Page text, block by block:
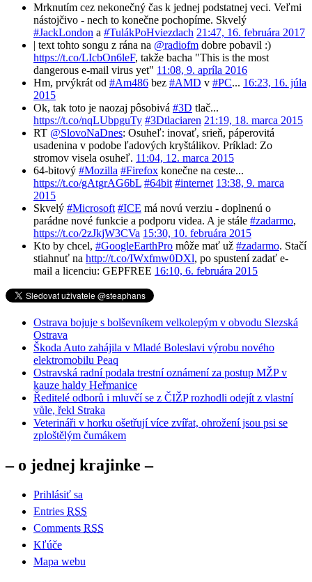
Mrknutím cez nekonečný čas k jednej podstatnej veci. Veľmi
nástojčivo - nech to konečne pochopíme. Skvelý
#JackLondon a #TulákPoHviezdach 21:47, 16. februára 2017
| text tohto songu z rána na @radiofm dobre pobavil :)
https://t.co/LIcbOn6leF, takže bacha "This is the most
dangerous e-mail virus yet" 11:08, 9. apríla 2016
Hm, prvýkrát od #Am486 bez #AMD v #PC... 16:23, 16. júla
2015
Ok, tak toto je naozaj pôsobivá #3D tlač...
https://t.co/nqLUbpguTy #3Dtlaciaren 21:19, 18. marca 2015
RT @SlovoNaDnes: Osuheľ: inovať, srieň, páperovitá
usadenina v podobe ľadových kryštálikov. Príklad: Zo
stromov visela osuheľ. 11:04, 12. marca 2015
64-bitový #Mozilla #Firefox konečne na ceste...
https://t.co/gAtgrAG6bL #64bit #internet 13:38, 9. marca
2015
Skvelý #Microsoft #ICE má novú verziu - doplnenú o
parádne nové funkcie a podporu videa. A je stále #zadarmo,
https://t.co/2zJkjW3CVa 15:30, 10. februára 2015
Kto by chcel, #GoogleEarthPro môže mať už #zadarmo. Stačí
stiahnuť na http://t.co/IWxfmw0DXl, po spustení zadať e-
mail a licenciu: GEPFREE 16:10, 6. februára 2015
Ostrava bojuje s bolševníkem velkolepým v obvodu Slezská
Ostrava
Škoda Auto zahájila v Mladé Boleslavi výrobu nového
elektromobilu Peaq
Ostravská radní podala trestní oznámení za postup MŽP v
kauze haldy Heřmanice
Ředitelé odborů i mluvčí se z ČIŽP rozhodli odejít z vlastní
vůle, řekl Straka
Veterináři v horku ošetřují více zvířat, ohrožení jsou psi se
zploštělým čumákem
– o jednej krajinke –
Prihlásiť sa
Entries RSS
Comments RSS
Kľúče
Mapa webu